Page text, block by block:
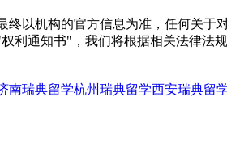
以机构的官方信息为准，任何关
利通知书"，我们将根据相关法律法
南瑞典留学杭州瑞典留学西安瑞典留